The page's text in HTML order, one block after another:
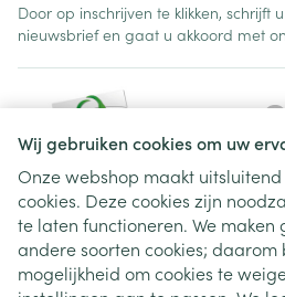
Wij gebruiken cookies om uw
Onze webshop maakt
cookies. Deze cookies zijn
te laten functioneren. We maken
andere soorten cookies; daarom
mogelijkheid om cookies te
Door op inschrijven te klikken, schrijft
nieuwsbrief en gaat u akkoord met
Juridische links